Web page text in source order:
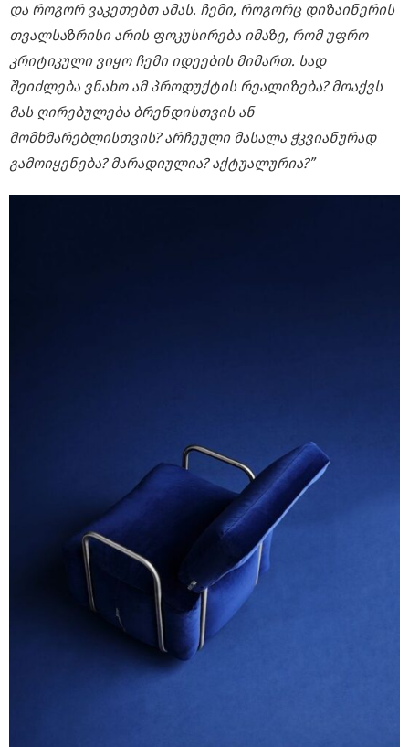
და როგორ ვაკეთებთ ამას. ჩემი, როგორც დიზაინერის
თვალსაზრისი არის ფოკუსირება იმაზე, რომ უფრო
კრიტიკული ვიყო ჩემი იდეების მიმართ. სად
შეიძლება ვნახო ამ პროდუქტის რეალიზება? მოაქვს
მას ღირებულება ბრენდისთვის ან
მომხმარებლისთვის? არჩეული მასალა ჭკვიანურად
გამოიყენება? მარადიულია? აქტუალურია?”